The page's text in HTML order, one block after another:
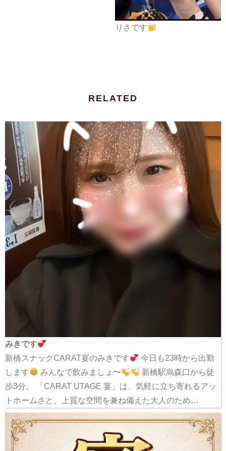
りさです
RELATED
みきです
新橋スナックCARAT宴のみきです
今日も23時から出勤
します
みんなで飲みましょ〜
新橋駅烏森口から徒
歩3分。 「CARAT UTAGE 宴」は、気軽に立ち寄れるアッ
トホームさと、上質な空間を兼ね備えた大人のため…